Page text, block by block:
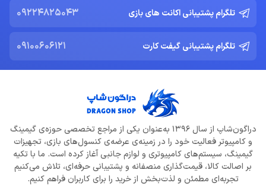
تلگرام پشتیبانی اکانت های بازی 09224825043
تلگرام پشتیبانی گیفت کارت 09100606121
دراگون‌شاپ از سال 1396 به‌عنوان یکی از مراجع تخصصی حوزه‌ی گیمینگ
و کامپیوتر فعالیت خود را در زمینه‌ی عرضه‌ی کنسول‌های بازی، تجهیزات
گیمینگ، سیستم‌های کامپیوتری و لوازم جانبی آغاز کرده است. ما با تکیه
بر اصالت کالا، قیمت‌گذاری منصفانه و پشتیبانی حرفه‌ای، تلاش می‌کنیم
تجربه‌ای مطمئن و لذت‌بخش از خرید را برای کاربران فراهم کنیم.